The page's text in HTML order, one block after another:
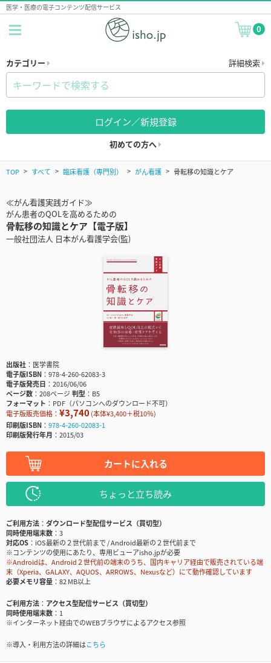
医学・医療の電子コンテンツ配信サービス
0
カテゴリー 詳細検索
ログイン／新規登録
初めての方へ
TOP すべて 臨床看護（専門別） がん看護 骨転移の知識とケア
≪がん看護実践ガイド≫
がん患者のQOLを高めるための
骨転移の知識とケア【電子版】
一般社団法人 日本がん看護学会(監)
出版社
医学書院
電子版ISBN
978-4-260-62083-3
電子版発売日
2016/06/06
ページ数
208ページ判型
B5
フォーマット
PDF（パソコンへのダウンロード不可）
電子版販売価格： ¥3,740(本体¥3,400＋税10％)
印刷版ISBN
978-4-260-02083-1
印刷版発行年月
2015/03
カートに入れる
ちょっと立ち読み
ご利用方法
ダウンロード型配信サービス（買切型）
同時使用端末数
3
対応OS
iOS最新の２世代前まで / Android最新の２世代前まで
※コンテンツの使用にあたり、専用ビューアisho.jpが必要
※Androidは、Android２世代前の端末のうち、国内キャリア経由で販売されている端
末（Xperia、GALAXY、AQUOS、ARROWS、Nexusなど）にて動作確認しています
必要メモリ容量
82 MB以上
ご利用方法
アクセス型配信サービス（買切型）
同時使用端末数
1
※インターネット経由でのWEBブラウザによるアクセス参照
※導入・利用方法の詳細はこちら